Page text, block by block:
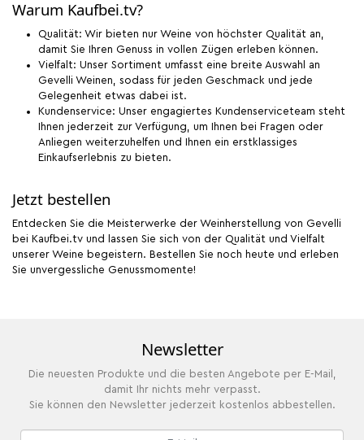
Warum Kaufbei.tv?
Qualität: Wir bieten nur Weine von höchster Qualität an,
damit Sie Ihren Genuss in vollen Zügen erleben können.
Vielfalt: Unser Sortiment umfasst eine breite Auswahl an
Gevelli Weinen, sodass für jeden Geschmack und jede
Gelegenheit etwas dabei ist.
Kundenservice: Unser engagiertes Kundenserviceteam steht
Ihnen jederzeit zur Verfügung, um Ihnen bei Fragen oder
Anliegen weiterzuhelfen und Ihnen ein erstklassiges
Einkaufserlebnis zu bieten.
Jetzt bestellen
Entdecken Sie die Meisterwerke der Weinherstellung von Gevelli
bei Kaufbei.tv und lassen Sie sich von der Qualität und Vielfalt
unserer Weine begeistern. Bestellen Sie noch heute und erleben
Sie unvergessliche Genussmomente!
Newsletter
Die neuesten Produkte und die besten Angebote per E-Mail,
damit Ihr nichts mehr verpasst.
Sie können den Newsletter jederzeit kostenlos abbestellen.